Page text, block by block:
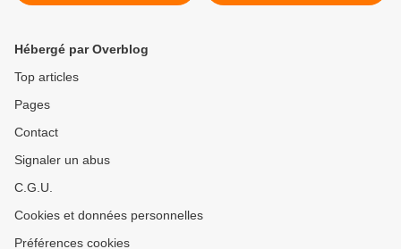
Hébergé par Overblog
Top articles
Pages
Contact
Signaler un abus
C.G.U.
Cookies et données personnelles
Préférences cookies